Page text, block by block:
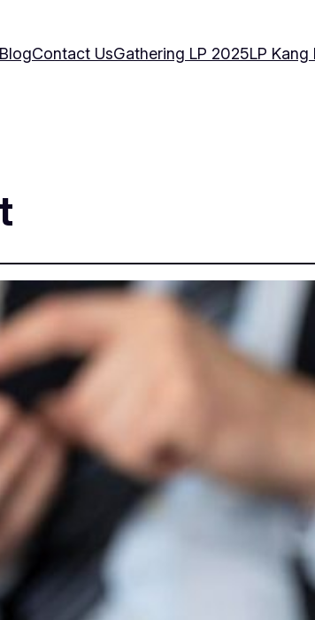
BlogContact UsGathering LP 2025LP Kang